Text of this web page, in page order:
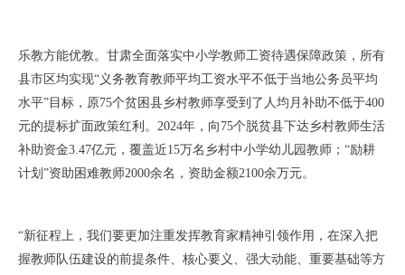
乐教方能优教。甘肃全面落实中小学教师工资待遇保障政策，所有
县市区均实现“义务教育教师平均工资水平不低于当地公务员平均
水平”目标，原75个贫困县乡村教师享受到了人均月补助不低于400
元的提标扩面政策红利。2024年，向75个脱贫县下达乡村教师生活
补助资金3.47亿元，覆盖近15万名乡村中小学幼儿园教师；“励耕
计划”资助困难教师2000余名，资助金额2100余万元。
“新征程上，我们要更加注重发挥教育家精神引领作用，在深入把
握教师队伍建设的前提条件、核心要义、强大动能、重要基础等方